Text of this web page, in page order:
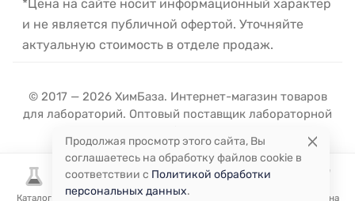
Каталог Избранное Корзина
*Цена на сайте носит информационный характер
и не является публичной офертой. Уточняйте
актуальную стоимость в отделе продаж.
© 2017 — 2026 ХимБаза. Интернет-магазин товаров
для лабораторий. Оптовый поставщик лабораторной
Продолжая просмотр этого сайта, Вы
соглашаетесь на обработку файлов cookie в
соответствии с Политикой обработки
персональных данных.